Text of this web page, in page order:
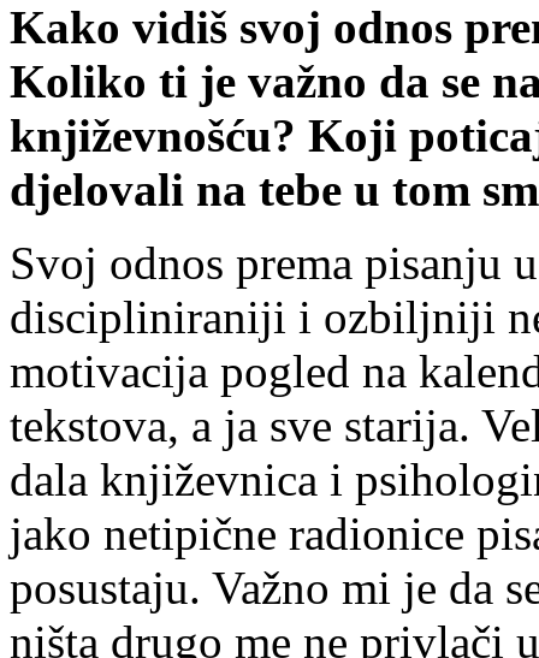
Kako vidiš svoj odnos
Koliko ti je važno da se
književnošću? Koji
djelovali na tebe u tom
Svoj odnos prema pisanju
discipliniraniji i ozbiljniji
motivacija pogled na
tekstova, a ja sve starija.
dala književnica i
jako netipične radionice
posustaju. Važno mi je da
ništa drugo me ne privlači